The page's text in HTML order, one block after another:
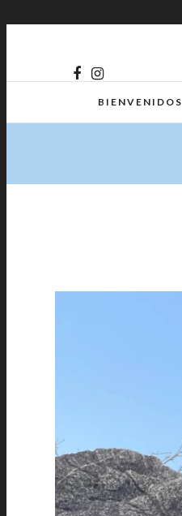
BIENVENIDOS